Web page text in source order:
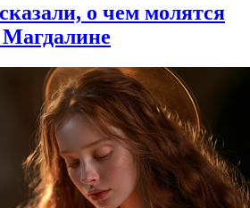
о чем молятся